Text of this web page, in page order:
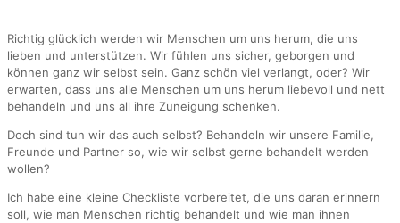
Richtig glücklich werden wir Menschen um uns herum, die uns
lieben und unterstützen. Wir fühlen uns sicher, geborgen und
können ganz wir selbst sein. Ganz schön viel verlangt, oder? Wir
erwarten, dass uns alle Menschen um uns herum liebevoll und nett
behandeln und uns all ihre Zuneigung schenken.
Doch sind tun wir das auch selbst? Behandeln wir unsere Familie,
Freunde und Partner so, wie wir selbst gerne behandelt werden
wollen?
Ich habe eine kleine Checkliste vorbereitet, die uns daran erinnern
soll, wie man Menschen richtig behandelt und wie man ihnen